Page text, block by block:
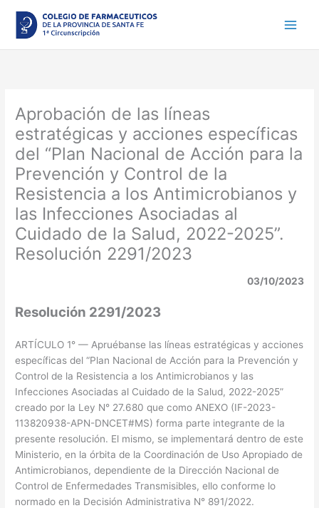
contenido
Aprobación de las líneas
estratégicas y acciones específicas
del “Plan Nacional de Acción para la
Prevención y Control de la
Resistencia a los Antimicrobianos y
las Infecciones Asociadas al
Cuidado de la Salud, 2022-2025”.
Resolución 2291/2023
03/10/2023
Resolución 2291/2023
ARTÍCULO 1° — Apruébanse las líneas estratégicas y acciones
específicas del “Plan Nacional de Acción para la Prevención y
Control de la Resistencia a los Antimicrobianos y las
Infecciones Asociadas al Cuidado de la Salud, 2022-2025”
creado por la Ley N° 27.680 que como ANEXO (IF-2023-
113820938-APN-DNCET#MS) forma parte integrante de la
presente resolución. El mismo, se implementará dentro de este
Ministerio, en la órbita de la Coordinación de Uso Apropiado de
Antimicrobianos, dependiente de la Dirección Nacional de
Control de Enfermedades Transmisibles, ello conforme lo
normado en la Decisión Administrativa N° 891/2022.